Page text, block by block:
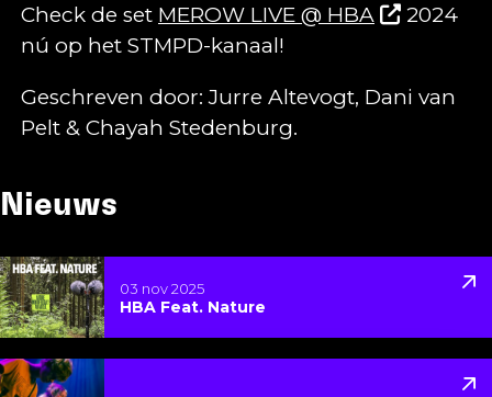
Check de set MEROW LIVE @ HBA
2024
nú op het STMPD-kanaal!
Geschreven door: Jurre Altevogt, Dani van
Pelt & Chayah Stedenburg.
Nieuws
HBA Feat. Nature
03 nov 2025
Lees meer over HBA Feat. Nature
Lees meer over BreadFest 2025